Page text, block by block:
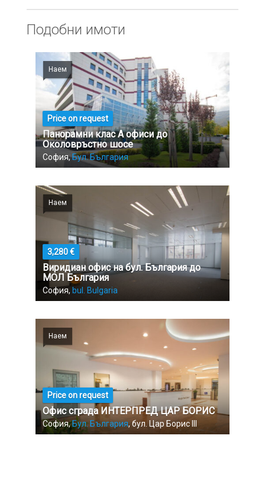
Подобни имоти
Наем
Price on request
Панорамни клас А офиси до
Околовръстно шосе
София,Бул. България
Наем
3,280 €
Виридиан офис на бул. България до
МОЛ България
София, bul. Bulgaria
Наем
Price on request
Офис сграда ИНТЕРПРЕД ЦАР БОРИС
София,Бул. България, бул. Цар Борис III